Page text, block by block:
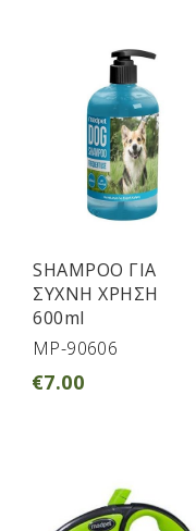
SHAMPOO ΓΙΑ
ΣΥΧΝΗ ΧΡΗΣΗ
600ml
MP-90606
€7.00